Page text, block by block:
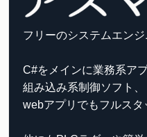
フリーのシステムエンジ
C#をメインに業務系アプ
組み込み系制御ソフト、
webアプリでもフルスタ